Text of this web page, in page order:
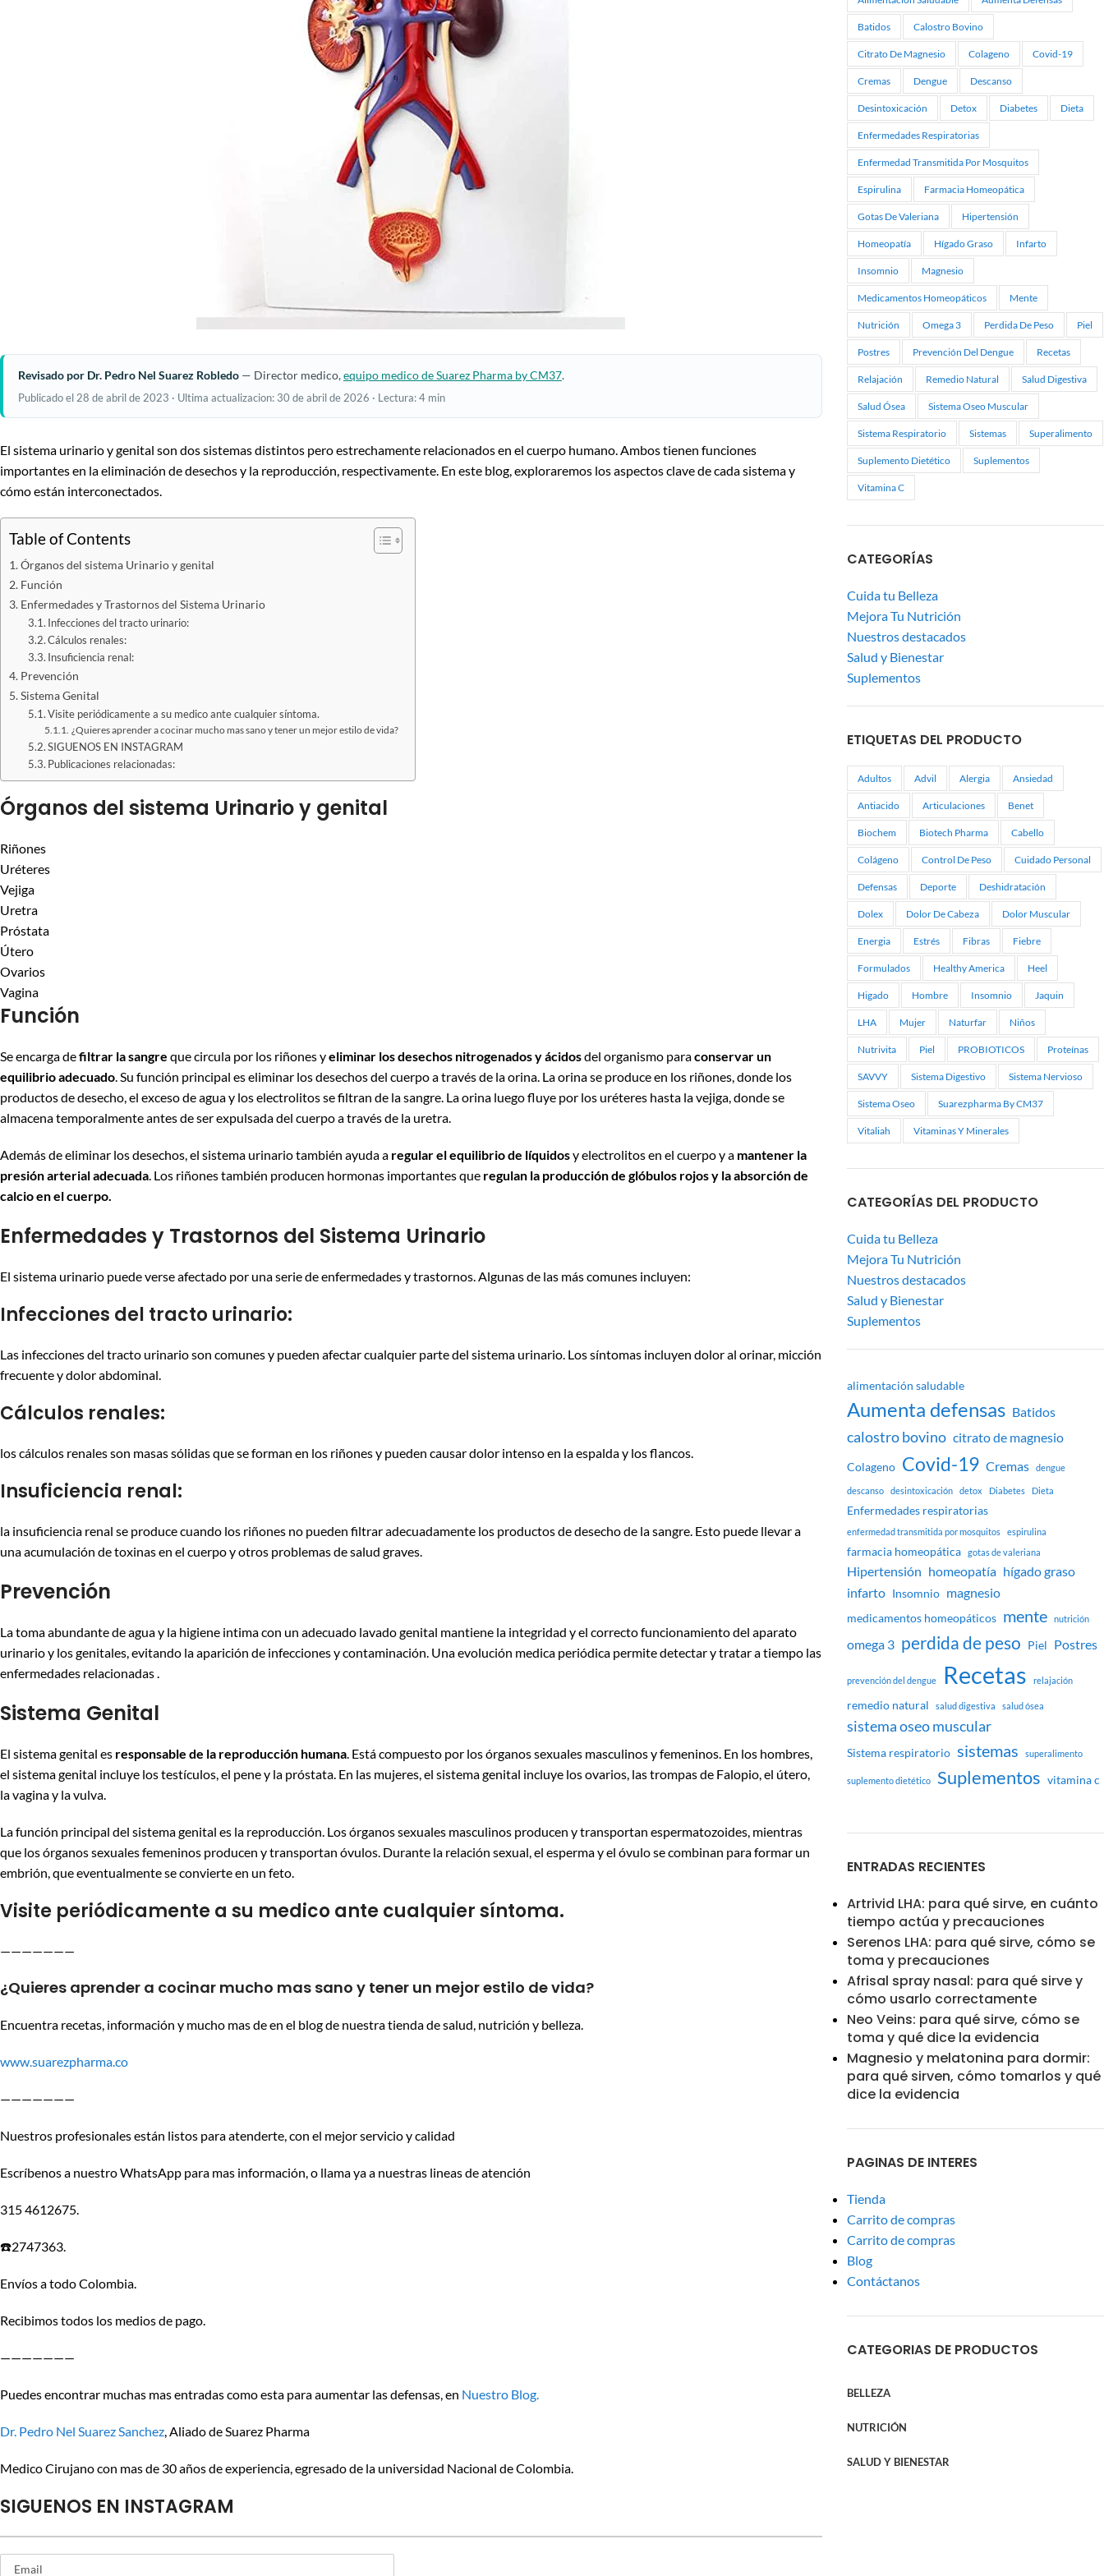
Revisado por Dr. Pedro Nel Suarez Robledo — Director medico,equipo medico de Suarez Pharma by CM37.
Publicado el 28 de abril de 2023 · Ultima actualizacion: 30 de abril de 2026 · Lectura: 4 min
El sistema urinario y genital son dos sistemas distintos pero estrechamente relacionados en el cuerpo humano. Ambos tienen funciones
importantes en la eliminación de desechos y la reproducción, respectivamente. En este blog, exploraremos los aspectos clave de cada sistema y
cómo están interconectados.
Table of Contents
Órganos del sistema Urinario y genital
Función
Enfermedades y Trastornos del Sistema Urinario
Infecciones del tracto urinario:
Cálculos renales:
Insuficiencia renal:
Prevención
Sistema Genital
Visite periódicamente a su medico ante cualquier síntoma.
¿Quieres aprender a cocinar mucho mas sano y tener un mejor estilo de vida?
SIGUENOS EN INSTAGRAM
Publicaciones relacionadas:
Órganos del sistema Urinario y genital
Riñones
Uréteres
Vejiga
Uretra
Próstata
Útero
Ovarios
Vagina
Función
Se encarga defiltrar la sangre que circula por los riñones yeliminar los desechos nitrogenados y ácidosdel organismo paraconservar un
equilibrio adecuado . Su función principal es eliminar los desechos del cuerpo a través de la orina. La orina se produce en los riñones, donde los
productos de desecho, el exceso de agua y los electrolitos se filtran de la sangre. La orina luego fluye por los uréteres hasta la vejiga, donde se
almacena temporalmente antes de ser expulsada del cuerpo a través de la uretra.
Además de eliminar los desechos, el sistema urinario también ayuda a regular el equilibrio de líquidosy electrolitos en el cuerpo y a mantener la
presión arterial adecuada . Los riñones también producen hormonas importantes que regulan la producción de glóbulos rojos y la absorción de
calcio en el cuerpo.
Enfermedades y Trastornos del Sistema Urinario
El sistema urinario puede verse afectado por una serie de enfermedades y trastornos. Algunas de las más comunes incluyen:
Infecciones del tracto urinario:
Las infecciones del tracto urinario son comunes y pueden afectar cualquier parte del sistema urinario. Los síntomas incluyen dolor al orinar, micción
frecuente y dolor abdominal.
Cálculos renales:
los cálculos renales son masas sólidas que se forman en los riñones y pueden causar dolor intenso en la espalda y los flancos.
Insuficiencia renal:
la insuficiencia renal se produce cuando los riñones no pueden filtrar adecuadamente los productos de desecho de la sangre. Esto puede llevar a
una acumulación de toxinas en el cuerpo y otros problemas de salud graves.
Prevención
La toma abundante de agua y la higiene intima con un adecuado lavado genital mantiene la integridad y el correcto funcionamiento del aparato
urinario y los genitales, evitando la aparición de infecciones y contaminación. Una evolución medica periódica permite detectar y tratar a tiempo las
enfermedades relacionadas .
Sistema Genital
El sistema genital es responsable de la reproducción humana . Está compuesto por los órganos sexuales masculinos y femeninos. En los hombres,
el sistema genital incluye los testículos, el pene y la próstata. En las mujeres, el sistema genital incluye los ovarios, las trompas de Falopio, el útero,
la vagina y la vulva.
La función principal del sistema genital es la reproducción. Los órganos sexuales masculinos producen y transportan espermatozoides, mientras
que los órganos sexuales femeninos producen y transportan óvulos. Durante la relación sexual, el esperma y el óvulo se combinan para formar un
embrión, que eventualmente se convierte en un feto.
Visite periódicamente a su medico ante cualquier síntoma.
———————
¿Quieres aprender a cocinar mucho mas sano y tener un mejor estilo de vida?
Encuentra recetas, información y mucho mas de en el blog de nuestra tienda de salud, nutrición y belleza.
www.suarezpharma.co
———————
Nuestros profesionales están listos para atenderte, con el mejor servicio y calidad
Escríbenos a nuestro WhatsApp para mas información, o llama ya a nuestras lineas de atención
315 4612675.
☎️2747363.
Envíos a todo Colombia.
Recibimos todos los medios de pago.
———————
Puedes encontrar muchas mas entradas como esta para aumentar las defensas, en Nuestro Blog.
Dr. Pedro Nel Suarez Sanchez , Aliado de Suarez Pharma
Medico Cirujano con mas de 30 años de experiencia, egresado de la universidad Nacional de Colombia.
SIGUENOS EN INSTAGRAM
Batidos Calostro Bovino
Citrato De Magnesio Colageno Covid-19
Cremas Dengue Descanso
Desintoxicación Detox Diabetes Dieta
Enfermedades Respiratorias
Enfermedad Transmitida Por Mosquitos
Espirulina Farmacia Homeopática
Gotas De Valeriana Hipertensión
Homeopatía Hígado Graso Infarto
Insomnio Magnesio
Medicamentos Homeopáticos Mente
Nutrición Omega 3 Perdida De Peso Piel
Postres Prevención Del Dengue Recetas
Relajación Remedio Natural Salud Digestiva
Salud Ósea Sistema Oseo Muscular
Sistema Respiratorio Sistemas Superalimento
Suplemento Dietético Suplementos
Vitamina C
CATEGORÍAS
Cuida tu Belleza
Mejora Tu Nutrición
Nuestros destacados
Salud y Bienestar
Suplementos
ETIQUETAS DEL PRODUCTO
Adultos Advil Alergia Ansiedad
Antiacido Articulaciones Benet
Biochem Biotech Pharma Cabello
Colágeno Control De Peso Cuidado Personal
Defensas Deporte Deshidratación
Dolex Dolor De Cabeza Dolor Muscular
Energia Estrés Fibras Fiebre
Formulados Healthy America Heel
Higado Hombre Insomnio Jaquin
LHA Mujer Naturfar Niños
Nutrivita Piel PROBIOTICOS Proteínas
SAVVY Sistema Digestivo Sistema Nervioso
Sistema Oseo Suarezpharma By CM37
Vitaliah Vitaminas Y Minerales
CATEGORÍAS DEL PRODUCTO
Cuida tu Belleza
Mejora Tu Nutrición
Nuestros destacados
Salud y Bienestar
Suplementos
alimentación saludable
Aumenta defensas Batidos
calostro bovino citrato de magnesio
Colageno Covid-19 Cremas dengue
descanso desintoxicación detox Diabetes Dieta
Enfermedades respiratorias
enfermedad transmitida por mosquitos espirulina
farmacia homeopática gotas de valeriana
Hipertensión homeopatía hígado graso
infarto Insomnio magnesio
medicamentos homeopáticos mente nutrición
omega 3 perdida de peso Piel Postres
prevención del dengue Recetas relajación
remedio natural salud digestiva salud ósea
sistema oseo muscular
Sistema respiratorio sistemas superalimento
suplemento dietético Suplementos vitamina c
ENTRADAS RECIENTES
Artrivid LHA: para qué sirve, en cuánto
tiempo actúa y precauciones
Serenos LHA: para qué sirve, cómo se
toma y precauciones
Afrisal spray nasal: para qué sirve y
cómo usarlo correctamente
Neo Veins: para qué sirve, cómo se
toma y qué dice la evidencia
Magnesio y melatonina para dormir:
para qué sirven, cómo tomarlos y qué
dice la evidencia
PAGINAS DE INTERES
Tienda
Carrito de compras
Carrito de compras
Blog
Contáctanos
CATEGORIAS DE PRODUCTOS
BELLEZA
NUTRICIÓN
SALUD Y BIENESTAR